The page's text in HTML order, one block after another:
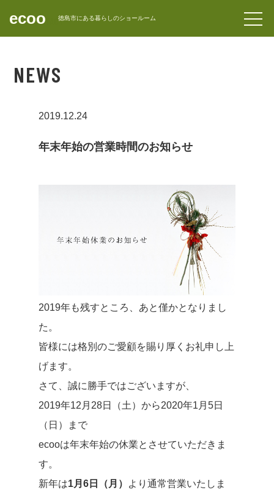
forward_to_inbox CONTACT
ecoo 徳島市にある暮らしのショールーム
NEWS
2019.12.24
年末年始の営業時間のお知らせ
2019年も残すところ、あと僅かとなりまし
た。
皆様には格別のご愛顧を賜り厚くお礼申し上
げます。
さて、誠に勝手ではございますが、
2019年12月28日（土）から2020年1月5日
（日）まで
ecooは年末年始の休業とさせていただきま
す。
新年は1月6日（月）
より通常営業いたしま